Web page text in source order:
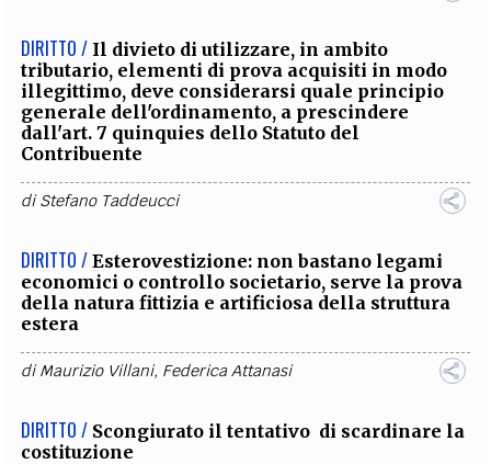
DIRITTO / Il divieto di utilizzare, in ambito
tributario, elementi di prova acquisiti in modo
illegittimo, deve considerarsi quale principio
generale dell'ordinamento, a prescindere
dall'art. 7 quinquies dello Statuto del
Contribuente
diStefano Taddeucci
DIRITTO / Esterovestizione: non bastano legami
economici o controllo societario, serve la prova
della natura fittizia e artificiosa della struttura
estera
diMaurizio Villani, Federica Attanasi
DIRITTO / Scongiurato il tentativo di scardinare la
costituzione